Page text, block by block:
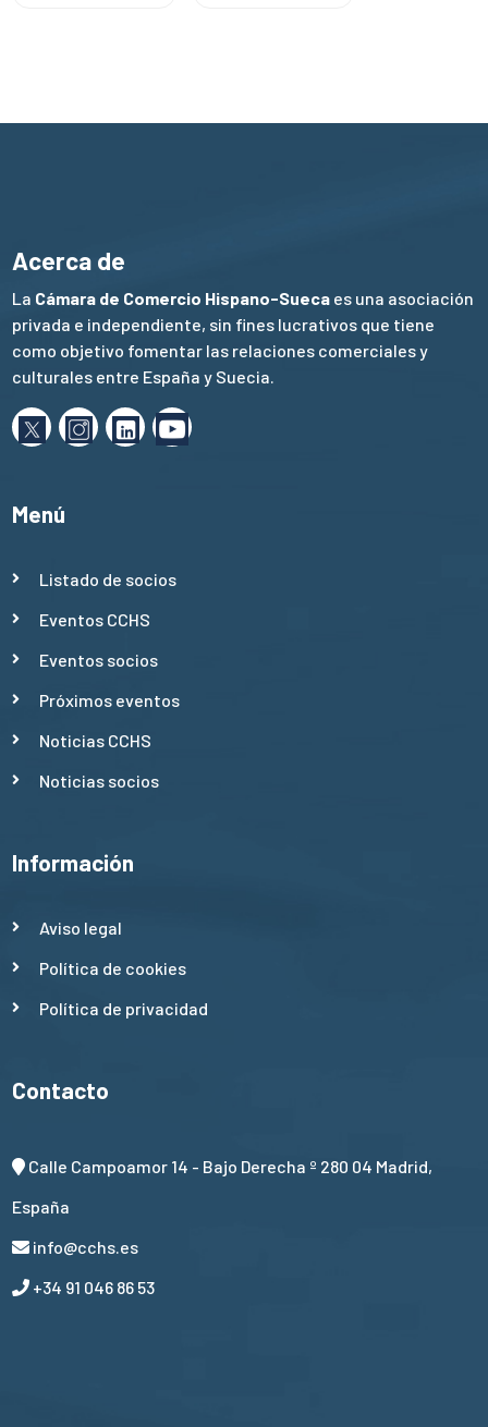
Acerca de
La Cámara de Comercio Hispano-Sueca es una asociación
privada e independiente, sin fines lucrativos que tiene
como objetivo fomentar las relaciones comerciales y
culturales entre España y Suecia.
Menú
Listado de socios
Eventos CCHS
Eventos socios
Próximos eventos
Noticias CCHS
Noticias socios
Información
Aviso legal
Política de cookies
Política de privacidad
Contacto
Calle Campoamor 14 - Bajo Derecha º 280 04 Madrid,
España
info@cchs.es
+34 91 046 86 53